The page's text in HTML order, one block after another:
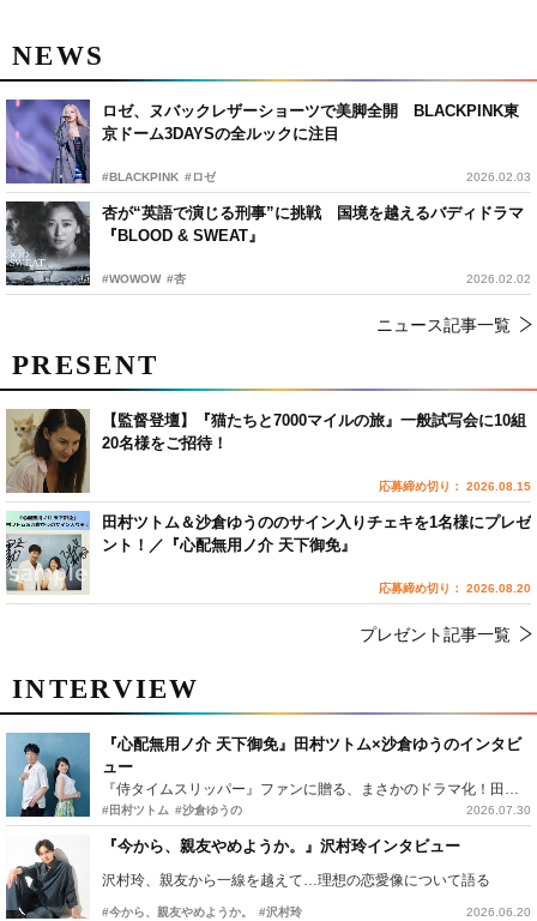
NEWS
ロゼ、ヌバックレザーショーツで美脚全開 BLACKPINK東
京ドーム3DAYSの全ルックに注目
#BLACKPINK #ロゼ 2026.02.03
杏が“英語で演じる刑事”に挑戦 国境を越えるバディドラマ
『BLOOD & SWEAT』
#WOWOW #杏 2026.02.02
ニュース記事一覧
INTERVIEW
『心配無用ノ介 天下御免』田村ツトム×沙倉ゆうのインタビ
ュー
『侍タイムスリッパー』ファンに贈る、まさかのドラマ化！田村ツトム×沙倉ゆうのが語る『心配無用ノ介』撮影秘話
#田村ツトム #沙倉ゆうの 2026.07.30
『今から、親友やめようか。』沢村玲インタビュー
沢村玲、親友から一線を越えて…理想の恋愛像について語る
#今から、親友やめようか。 #沢村玲 2026.06.20
PRESENT
【監督登壇】『猫たちと7000マイルの旅』一般試写会に10組
20名様をご招待！
応募締め切り： 2026.08.15
田村ツトム＆沙倉ゆうののサイン入りチェキを1名様にプレゼ
ント！／『心配無用ノ介 天下御免』
応募締め切り： 2026.08.20
プレゼント記事一覧